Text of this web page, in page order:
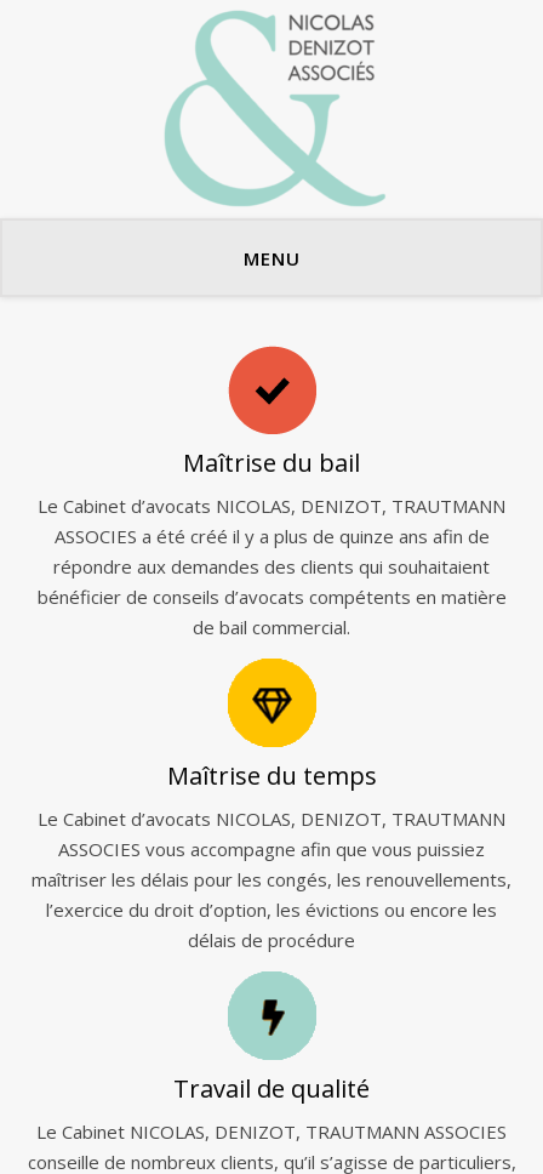
MENU
Maîtrise du bail
Le Cabinet d’avocats NICOLAS, DENIZOT, TRAUTMANN
ASSOCIES a été créé il y a plus de quinze ans afin de
répondre aux demandes des clients qui souhaitaient
bénéficier de conseils d’avocats compétents en matière
de bail commercial.
Maîtrise du temps
Le Cabinet d’avocats NICOLAS, DENIZOT, TRAUTMANN
ASSOCIES vous accompagne afin que vous puissiez
maîtriser les délais pour les congés, les renouvellements,
l’exercice du droit d’option, les évictions ou encore les
délais de procédure
Travail de qualité
Le Cabinet NICOLAS, DENIZOT, TRAUTMANN ASSOCIES
conseille de nombreux clients, qu’il s’agisse de particuliers,